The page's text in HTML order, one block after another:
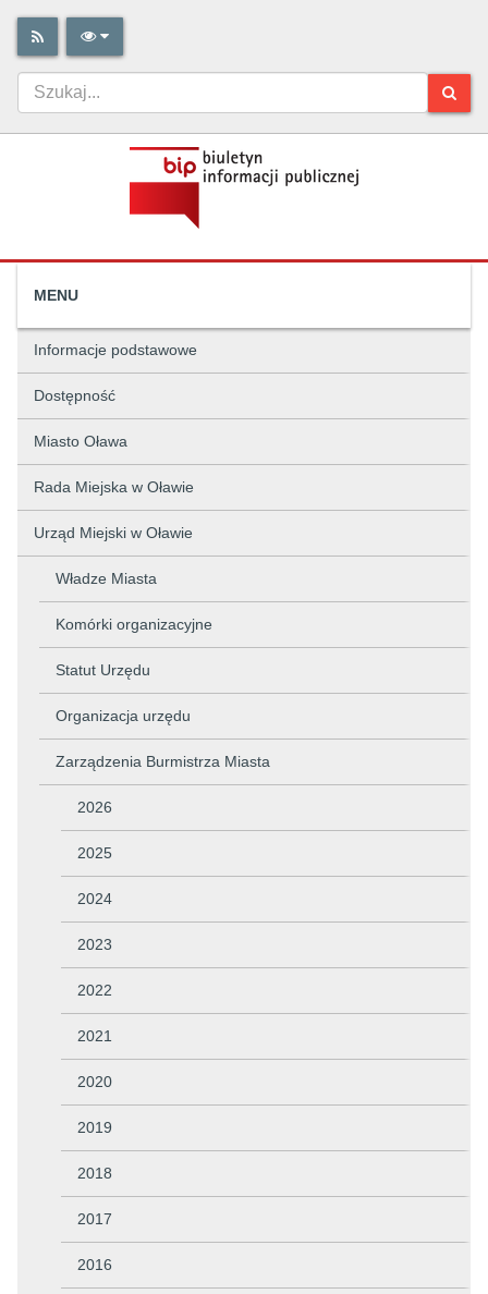
MENU
Informacje podstawowe
Dostępność
Miasto Oława
Rada Miejska w Oławie
Urząd Miejski w Oławie
Władze Miasta
Komórki organizacyjne
Statut Urzędu
Organizacja urzędu
Zarządzenia Burmistrza Miasta
2026
2025
2024
2023
2022
2021
2020
2019
2018
2017
2016